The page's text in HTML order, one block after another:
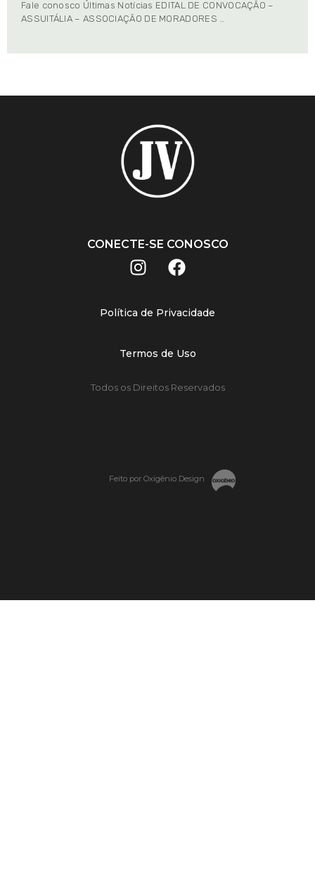
Fale conosco Últimas Notícias EDITAL DE CONVOCAÇÃO –
ASSUITÁLIA – ASSOCIAÇÃO DE MORADORES …
CONECTE-SE CONOSCO
Política de Privacidade
Termos de Uso
Todos os Direitos Reservados
Feito por Oxigênio Design